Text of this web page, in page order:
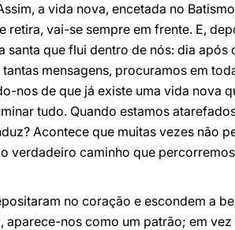
a vida nova, encetada no
retira, vai-se sempre em frente. E,
que flui dentro de nós: dia após
mensagens, procuramos em
nos de que já existe uma vida nova
tudo. Quando estamos
Acontece que muitas vezes não
verdadeiro caminho que
no coração e escondem a
aparece-nos como um patrão; em